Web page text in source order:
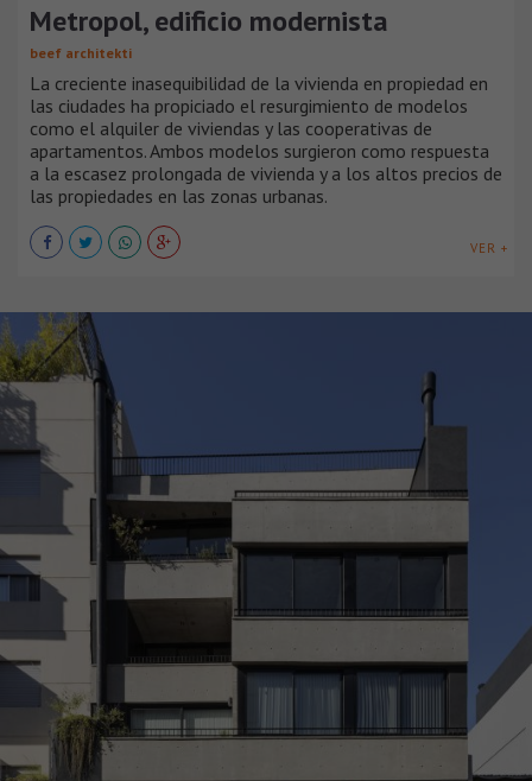
Metropol, edificio modernista
beef architekti
La creciente inasequibilidad de la vivienda en propiedad en
las ciudades ha propiciado el resurgimiento de modelos
como el alquiler de viviendas y las cooperativas de
apartamentos. Ambos modelos surgieron como respuesta
a la escasez prolongada de vivienda y a los altos precios de
las propiedades en las zonas urbanas.
VER +